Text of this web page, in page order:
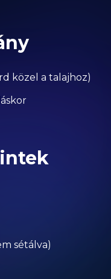
közel a talajhoz)
sétálva)